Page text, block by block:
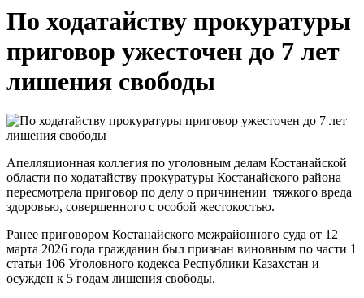
По ходатайству прокуратуры
приговор ужесточен до 7 лет
лишения свободы
Апелляционная коллегия по уголовным делам Костанайской
области по ходатайству прокуратуры Костанайского района
пересмотрела приговор по делу о причинении тяжкого вреда
здоровью, совершенного с особой жестокостью.
Ранее приговором Костанайского межрайонного суда от 12
марта 2026 года гражданин был признан виновным по части 1
статьи 106 Уголовного кодекса Республики Казахстан и
осужден к 5 годам лишения свободы.